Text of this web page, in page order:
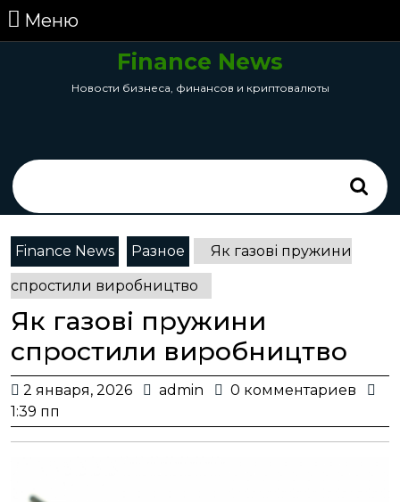
перейти
МенюМеню
Finance News
Новости бизнеса, финансов и криптовалюты
for:
Finance News
Разное Як газові пружини
спростили виробництво
Як газові пружини
спростили виробництво
2 января, 2026
2
2026
admin admin
0 комментариев
1:39 пп